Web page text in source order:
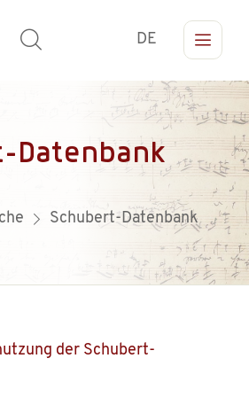
DE
Datenbank
Schubert-Datenbank
der Schubert-